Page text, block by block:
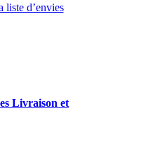
liste d’envies
Livraison et